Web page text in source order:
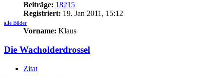
Beiträge: 18215
Registriert: 19. Jan 2011, 15:12
alle Bilder
Vorname: Klaus
Die Wacholderdrossel
Zitat